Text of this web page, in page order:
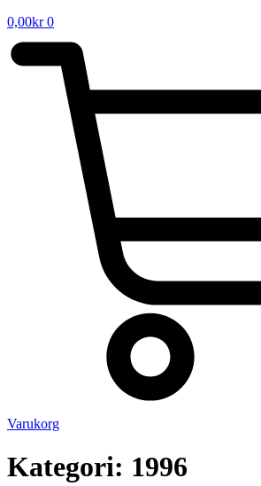
0,00kr 0
Varukorg
Kategori: 1996